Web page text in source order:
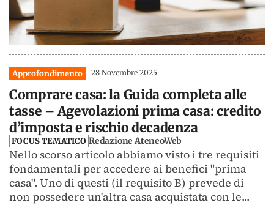
Approfondimento 28 Novembre 2025
Comprare casa: la Guida completa alle
tasse – Agevolazioni prima casa: credito
d’imposta e rischio decadenza
FOCUS TEMATICO Redazione AteneoWeb
Nello scorso articolo abbiamo visto i tre requisiti
fondamentali per accedere ai benefici "prima
casa". Uno di questi (il requisito B) prevede di
non possedere un'altra casa acquistata con le...